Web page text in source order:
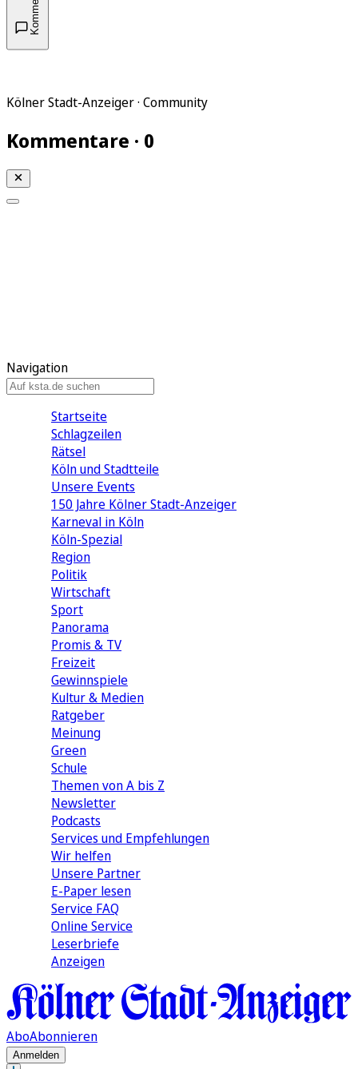
Kölner Stadt-Anzeiger · Community
Kommentare · 0
Navigation
Startseite
Schlagzeilen
Rätsel
Köln und Stadtteile
Unsere Events
150 Jahre Kölner Stadt-Anzeiger
Karneval in Köln
Köln-Spezial
Region
Politik
Wirtschaft
Sport
Panorama
Promis & TV
Freizeit
Gewinnspiele
Kultur & Medien
Ratgeber
Meinung
Green
Schule
Themen von A bis Z
Newsletter
Podcasts
Services und Empfehlungen
Wir helfen
Unsere Partner
E-Paper lesen
Service FAQ
Online Service
Leserbriefe
Anzeigen
AboAbonnieren
Anmelden